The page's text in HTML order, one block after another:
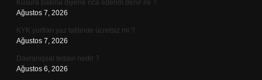
Kusura bakma diyene rica ederim denir mi ?
Ağustos 7, 2026
KYK yurtları yaz tatilinde ücretsiz mi ?
Ağustos 7, 2026
Davranışsal tedavi nedir ?
Ağustos 6, 2026